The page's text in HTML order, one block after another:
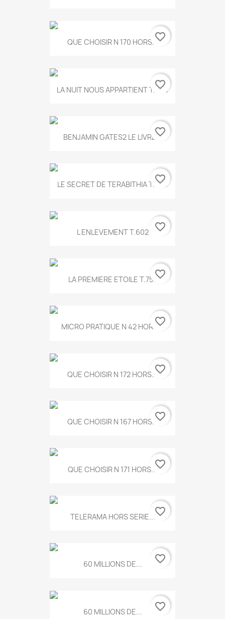
QUE CHOISIR N 170 HORS...favorite_border
LA NUIT NOUS APPARTIENT T.634
favorite_border
BENJAMIN GATES2 LE LIVRE...
favorite_border
LE SECRET DE TERABITHIA T.560
favorite_border
L ENLEVEMENT T.602 favorite_border
LA PREMIERE ETOILE T.755favorite_border
MICRO PRATIQUE N 42 HORS...
favorite_border
QUE CHOISIR N 172 HORS...favorite_border
QUE CHOISIR N 167 HORS...favorite_border
QUE CHOISIR N 171 HORS...favorite_border
TELERAMA HORS SERIE...favorite_border
60 MILLIONS DE... favorite_border
60 MILLIONS DE... favorite_border